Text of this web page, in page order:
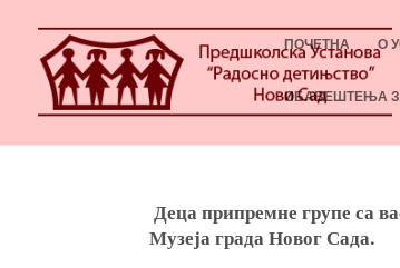
ПОЧЕТНА О
ОБАВЕШТЕЊА
Деца припремне групе са
Музеја града Новог Сада.